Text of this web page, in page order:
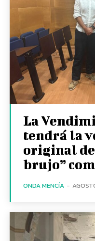
La
tendrá la
original
brujo”
ONDA MENCÍA -